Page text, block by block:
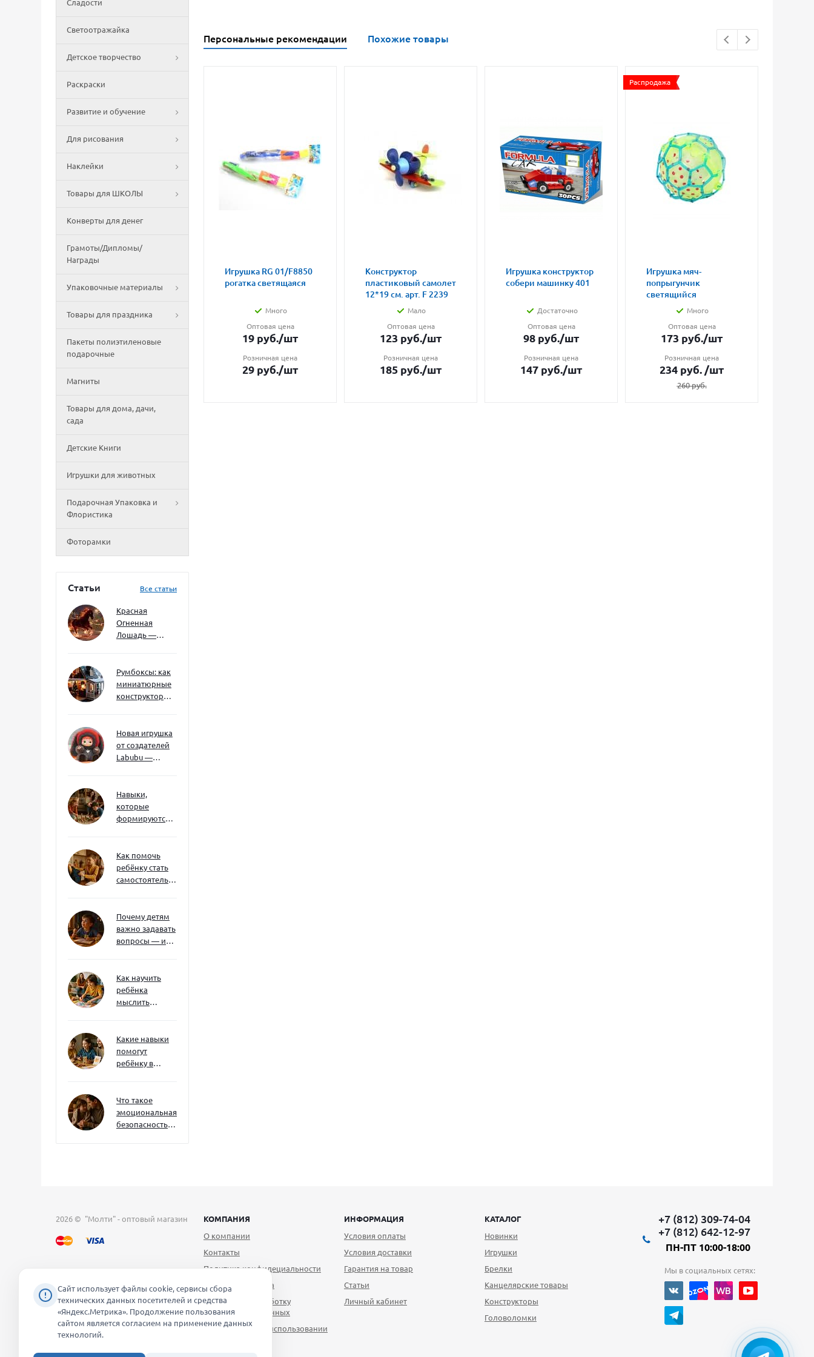
Сладости
Светоотражайка
Детское творчество
Раскраски
Развитие и обучение
Для рисования
Наклейки
Товары для ШКОЛЫ
Конверты для денег
Грамоты/Дипломы/
Награды
Упаковочные материалы
Товары для праздника
Пакеты полиэтиленовые
подарочные
Магниты
Товары для дома, дачи,
сада
Детские Книги
Игрушки для животных
Подарочная Упаковка и
Флористика
Фоторамки
Статьи Все статьи
Красная
Огненная
Лошадь —
ждать и как
подготовиться
Румбоксы: как
миниатюрные
конструкторы
мышление и
внимание к
деталям
Новая игрушка
от создателей
Labubu —
Навыки,
которые
формируются
ребёнка
успешным
Как помочь
ребёнку стать
самостоятельным
Почему детям
важно задавать
вопросы — и
Как научить
ребёнка
мыслить
сложностей
Какие навыки
помогут
ребёнку в
их уже сейчас
Что такое
эмоциональная
безопасность
Персональные рекомендации Похожие товары
Игрушка RG 01/F8850
рогатка светящаяся
Много
Оптовая цена
19 руб./шт
Розничная цена
29 руб./шт
Конструктор
пластиковый самолет
12*19 см. арт. F 2239
Мало
Оптовая цена
123 руб./шт
Розничная цена
185 руб./шт
Игрушка конструктор
собери машинку 401
Достаточно
Оптовая цена
98 руб./шт
Розничная цена
147 руб./шт
Распродажа
Игрушка мяч-
попрыгунчик
светящийся
Много
Оптовая цена
173 руб./шт
Розничная цена
234 руб. /шт
260руб.
2026 © "Молти" - оптовый магазин
КОМПАНИЯ
О компании
Контакты
Политика конфидециальности
Публичная оферта
Согласие на обработку
персональных данных
Уведомление об использовании
ИНФОРМАЦИЯ
Условия оплаты
Условия доставки
Гарантия на товар
Статьи
Личный кабинет
КАТАЛОГ
Новинки
Игрушки
Брелки
Канцелярские товары
Конструкторы
Головоломки
+7 (812) 309-74-04
+7 (812) 642-12-97
ПН-ПТ 10:00-18:00
Мы в социальных сетях:
Сайт использует файлы cookie, сервисы сбора
технических данных посетителей и средства
«Яндекс.Метрика». Продолжение пользования
сайтом является согласием на применение данных
технологий.